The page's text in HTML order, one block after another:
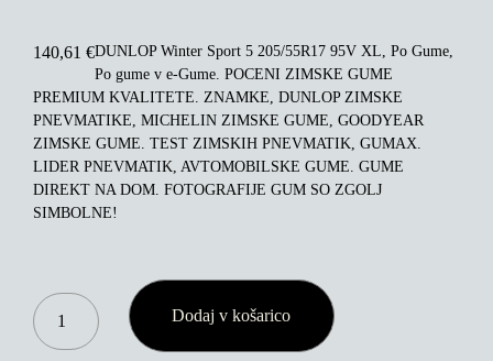
140,61 €DUNLOP Winter Sport 5 205/55R17 95V XL, Po Gume,
Po gume v e-Gume. POCENI ZIMSKE GUME
PREMIUM KVALITETE. ZNAMKE, DUNLOP ZIMSKE
PNEVMATIKE, MICHELIN ZIMSKE GUME, GOODYEAR
ZIMSKE GUME. TEST ZIMSKIH PNEVMATIK, GUMAX.
LIDER PNEVMATIK, AVTOMOBILSKE GUME. GUME
DIREKT NA DOM. FOTOGRAFIJE GUM SO ZGOLJ
SIMBOLNE!
DUNLOP
WINTER
SPORT
Dodaj v košarico